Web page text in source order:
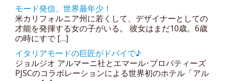
モード発信、世界最年少！
米カリフォルニア州に若くして、デザイナーとしての
才能を発揮する女の子がいる。 彼女はまだ10歳。6歳
の時にすで […]
イタリアモードの巨匠がドバイで♪
ジョルジオ アルマーニ社とエマール･プロパティーズ
PJSCのコラボレーションによる世界初のホテル「アル